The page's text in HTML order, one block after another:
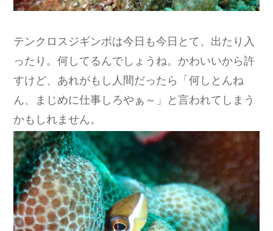
テンクロスジギンポは今日も今日とて、出たり入
ったり。何してるんでしょうね。かわいいから許
すけど、あれがもし人間だったら「何しとんね
ん、まじめに仕事しろやぁ～」と言われてしまう
かもしれません。